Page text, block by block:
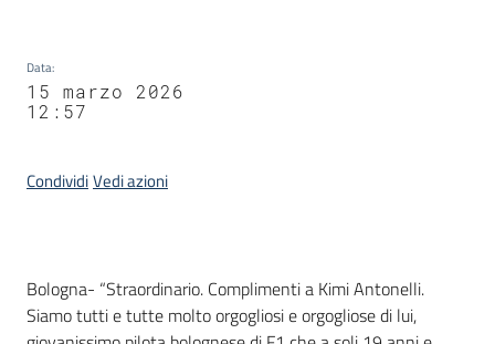
Data:
15 marzo 2026
12:57
CondividiVedi azioni
Contenuto
Bologna- “Straordinario. Complimenti a Kimi Antonelli.
Siamo tutti e tutte molto orgogliosi e orgogliose di lui,